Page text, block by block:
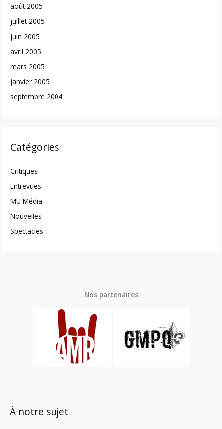
août 2005
juillet 2005
juin 2005
avril 2005
mars 2005
janvier 2005
septembre 2004
Catégories
Critiques
Entrevues
MU Média
Nouvelles
Spectacles
Nos partenaires
À notre sujet